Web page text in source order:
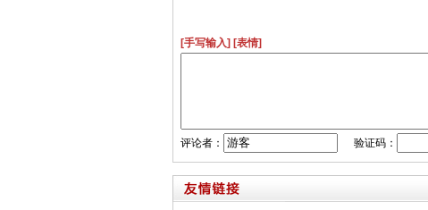
[手写输入] [表情]
评论者： 验证码：